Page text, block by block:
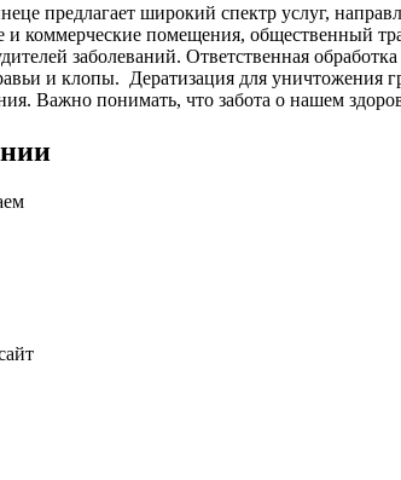
предлагает широкий спектр услуг,
и коммерческие помещения, общественный
заболеваний. Ответственная
и клопы. Дератизация для
Важно понимать, что забота о нашем